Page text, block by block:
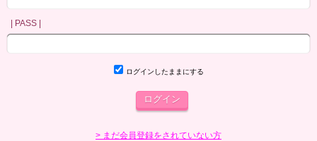
| PASS |
ログインしたままにする
> まだ会員登録をされていない方